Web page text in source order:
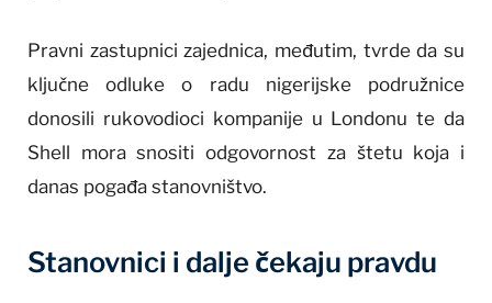
Pravni zastupnici zajednica, međutim, tvrde da su
ključne odluke o radu nigerijske podružnice
donosili rukovodioci kompanije u Londonu te da
Shell mora snositi odgovornost za štetu koja i
danas pogađa stanovništvo.
Stanovnici i dalje čekaju pravdu